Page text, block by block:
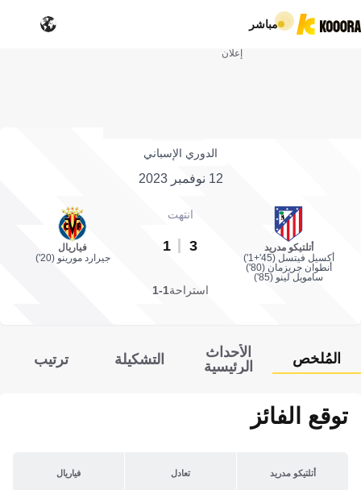
مباشر
إعلان
الدوري الإسباني
12 نوفمبر 2023
أتلتيكو مدريد
أكسيل فيتسل (45'+1')
أنطوان جريزمان (80')
سامويل لينو (85')
انتهت
3
1
فياريال
جيرارد مورينو (20')
استراحة1-1
المُلخص
الأحداث
الرئيسية
التشكيلة ترتيب
توقع الفائز
أتلتيكو مدريد تعادل فياريال